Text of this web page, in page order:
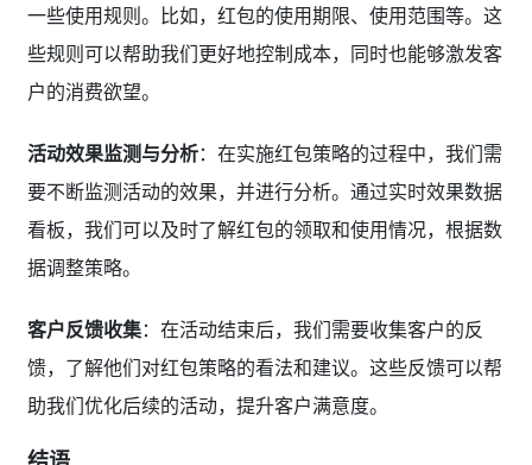
一些使用规则。比如，红包的使用期限、使用范围等。这
些规则可以帮助我们更好地控制成本，同时也能够激发客
户的消费欲望。
活动效果监测与分析：在实施红包策略的过程中，我们需
要不断监测活动的效果，并进行分析。通过实时效果数据
看板，我们可以及时了解红包的领取和使用情况，根据数
据调整策略。
客户反馈收集：在活动结束后，我们需要收集客户的反
馈，了解他们对红包策略的看法和建议。这些反馈可以帮
助我们优化后续的活动，提升客户满意度。